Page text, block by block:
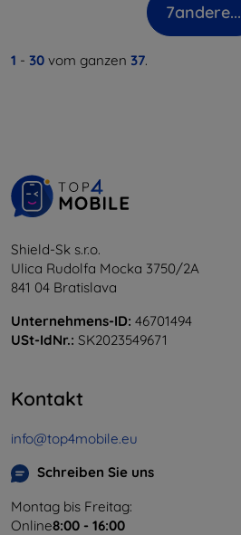
7andere...
1 - 30 vom ganzen 37.
Shield-Sk s.r.o.
Ulica Rudolfa Mocka 3750/2A
841 04 Bratislava
Unternehmens-ID: 46701494
USt-IdNr.: SK2023549671
Kontakt
info@top4mobile.eu
Schreiben Sie uns
Montag bis Freitag:
Online8:00 - 16:00